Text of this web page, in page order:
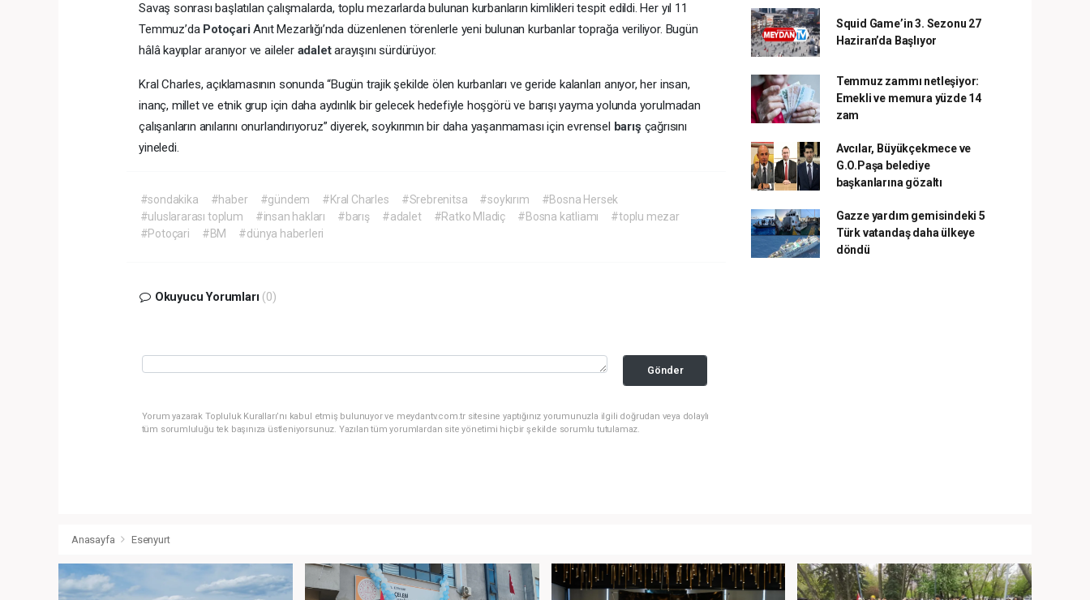
Savaş sonrası başlatılan çalışmalarda, toplu mezarlarda bulunan kurbanların kimlikleri tespit edildi. Her yıl 11
Temmuz’da PotoçariAnıt Mezarlığı’nda düzenlenen törenlerle yeni bulunan kurbanlar toprağa veriliyor. Bugün
hâlâ kayıplar aranıyor ve aileler adaletarayışını sürdürüyor.
Kral Charles, açıklamasının sonunda “Bugün trajik şekilde ölen kurbanları ve geride kalanları anıyor, her insan,
inanç, millet ve etnik grup için daha aydınlık bir gelecek hedefiyle hoşgörü ve barışı yayma yolunda yorulmadan
çalışanların anılarını onurlandırıyoruz” diyerek, soykırımın bir daha yaşanmaması için evrensel barış çağrısını
yineledi.
#sondakika #haber #gündem #Kral Charles #Srebrenitsa #soykırım
#Bosna Hersek
#uluslararası toplum
#insan hakları #barış #adalet #Ratko Mladiç #Bosna katliamı
#toplu mezar
#Potoçari
#BM #dünya haberleri
Okuyucu Yorumları (0)
Gönder
Yorum yazarak Topluluk Kuralları’nı kabul etmiş bulunuyor ve meydantv.com.tr sitesine yaptığınız yorumunuzla ilgili doğrudan veya dolaylı
tüm sorumluluğu tek başınıza üstleniyorsunuz. Yazılan tüm yorumlardan site yönetimi hiçbir şekilde sorumlu tutulamaz.
Squid Game’in 3. Sezonu 27
Haziran’da Başlıyor
Temmuz zammı netleşiyor:
Emekli ve memura yüzde 14
zam
Avcılar, Büyükçekmece ve
G.O.Paşa belediye
başkanlarına gözaltı
Gazze yardım gemisindeki 5
Türk vatandaş daha ülkeye
döndü
Anasayfa Esenyurt